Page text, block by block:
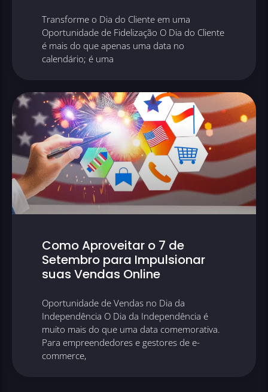
Transforme o Dia do Cliente em uma
Oportunidade de Fidelização O Dia do Cliente
é mais do que apenas uma data no
calendário; é uma
Como Aproveitar o 7 de
Setembro para Impulsionar
suas Vendas Online
Oportunidade de Vendas no Dia da
Independência O Dia da Independência é
muito mais do que uma data comemorativa.
Para empreendedores e gestores de e-
commerce,